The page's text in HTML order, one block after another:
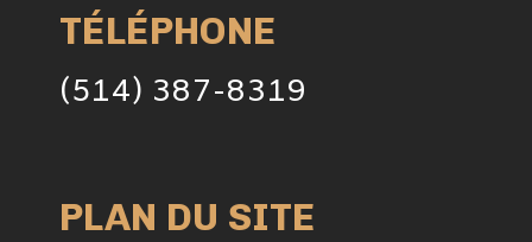
TÉLÉPHONE
(514) 387-8319
PLAN DU SITE